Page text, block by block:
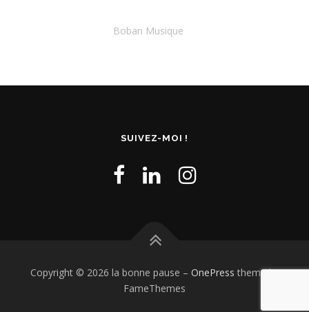
Boban Musique
SUIVEZ-MOI !
Copyright © 2026 la bonne pause – OnePress theme by
FameThemes